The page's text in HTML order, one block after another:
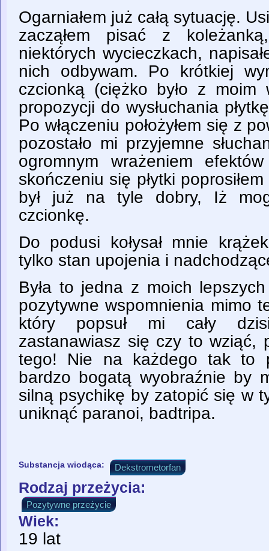
Ogarniałem już całą sytuację.
zacząłem pisać z
niektórych wycieczkach,
nich odbywam. Po krótkiej
czcionką (ciężko było z moim
propozycji do wysłuchania
Po włączeniu położyłem się z
pozostało mi przyjemne
ogromnym wrażeniem
skończeniu się płytki
był już na tyle dobry, Iż
czcionkę.
Do podusi kołysał mnie
tylko stan upojenia i
Była to jedna z moich
pozytywne wspomnienia mimo
który popsuł mi cały
zastanawiasz się czy to wziąć,
tego! Nie na każdego tak to
bardzo bogatą wyobraźnie by
silną psychikę by zatopić się w
uniknąć paranoi, badtripa.
Substancja wiodąca: Dekstrometorfan
Rodzaj przeżycia:
Pozytywne przeżycie
Wiek:
19 lat